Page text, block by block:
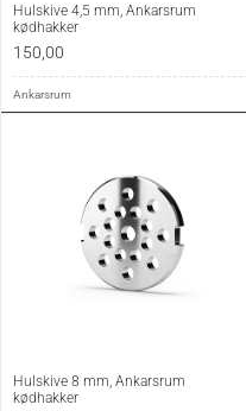
Hulskive 4,5 mm, Ankarsrum
kødhakker
150,00
Ankarsrum
Hulskive 8 mm, Ankarsrum
kødhakker